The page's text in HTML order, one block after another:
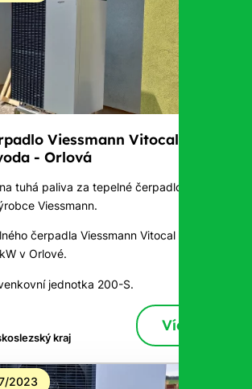
Viessmann Vitocal 200-
- Orlová
tuhá paliva za tepelné čerpadlo
Viessmann.
čerpadla Viessmann Vitocal 200-S
v Orlové.
jednotka 200-S.
kraj
Více
2023